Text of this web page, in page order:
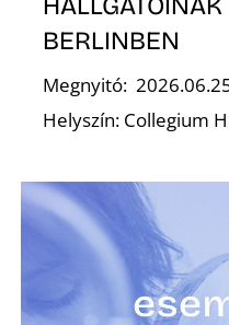
BERLINBEN
Megnyitó:
Helyszín: Collegium